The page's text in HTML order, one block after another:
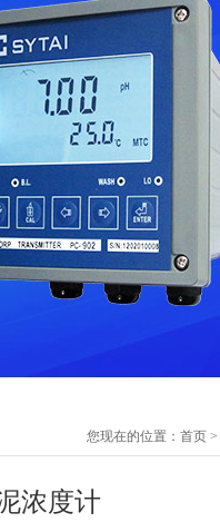
您现在的位置： 首页 >
浓度计